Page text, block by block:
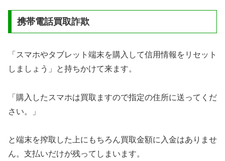
携帯電話買取詐欺
「スマホやタブレット端末を購入して信用情報をリセット
しましょう」と持ちかけて来ます。
「購入したスマホは買取ますので指定の住所に送ってくだ
さい。」
と端末を搾取した上にもちろん買取金額に入金はありませ
ん。支払いだけが残ってしまいます。